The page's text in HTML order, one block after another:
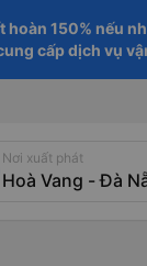
hoàn 150% nếu
cấp dịch vụ
Nơi xuất phát